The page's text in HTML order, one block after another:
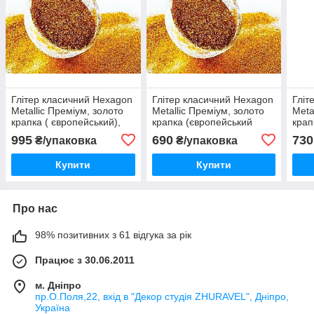
Глітер класичний Hexagon
Metallic Преміум, золото
крапка ( європейський),
1/256 (0.1 мм), 1кг
995 ₴/упаковка
Купити
Глітер класичний Hexagon
Metallic Преміум, золото
крапка (європейський
розмір 1/128( 0.2 мм), 1кг
690₴/упаковка
Купити
(0.3
730
Про нас
98% позитивних з 61 відгука за рік
Працює з 30.06.2011
м. Дніпро
пр.О.Поля,22, вхід в "Декор студія ZHURAVEL", Дніпро,
Україна